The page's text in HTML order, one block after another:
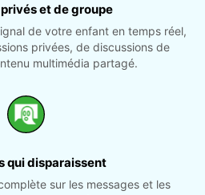
et de groupe
de votre enfant en temps réel,
privées, de discussions de
multimédia partagé.
qui disparaissent
sur les messages et les